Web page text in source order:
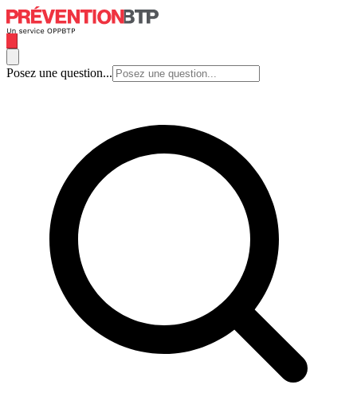
Posez une question...